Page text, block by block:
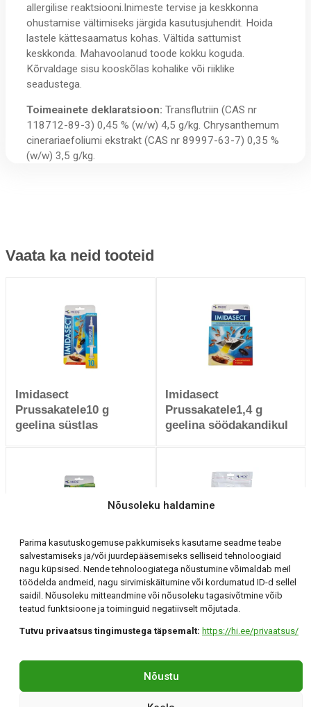
Nõusoleku haldamine
Parima kasutuskogemuse pakkumiseks kasutame seadme teabe
salvestamiseks ja/või juurdepääsemiseks selliseid tehnoloogiaid
nagu küpsised. Nende tehnoloogiatega nõustumine võimaldab meil
töödelda andmeid, nagu sirvimiskäitumine või kordumatud ID-d sellel
saidil. Nõusoleku mitteandmine või nõusoleku tagasivõtmine võib
teatud funktsioone ja toiminguid negatiivselt mõjutada.
Tutvu privaatsus tingimustega täpsemalt: https://hi.ee/privaatsus/
Nõustu
allergilise reaktsiooni.Inimeste tervise ja keskkonna
ohustamise vältimiseks järgida kasutusjuhendit. Hoida
lastele kättesaamatus kohas. Vältida sattumist
keskkonda. Mahavoolanud toode kokku koguda.
Kõrvaldage sisu kooskõlas kohalike või riiklike
seadustega.
Toimeainete deklaratsioon: Transflutriin (CAS nr
118712-89-3) 0,45 % (w/w) 4,5 g/kg. Chrysanthemum
cinerariaefoliumi ekstrakt (CAS nr 89997-63-7) 0,35 %
(w/w) 3,5 g/kg.
Vaata ka neid tooteid
Imidasect
Prussakatele10 g
geelina süstlas
Imidasect
Prussakatele1,4 g
geelina söödakandikul
Imidasect Ants 10 g
geelina süstlas
Pherozzip Feromoon
Hobukastani keerukoi
liimpüünis
Holding Invest OÜ
Tartu, Klaasi 12 +372 56 294 071 hi@hi.ee
©Holding Invest 2026